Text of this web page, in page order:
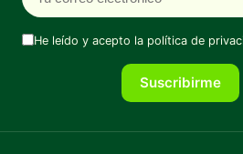
He leído y acepto la política de
Suscribirme